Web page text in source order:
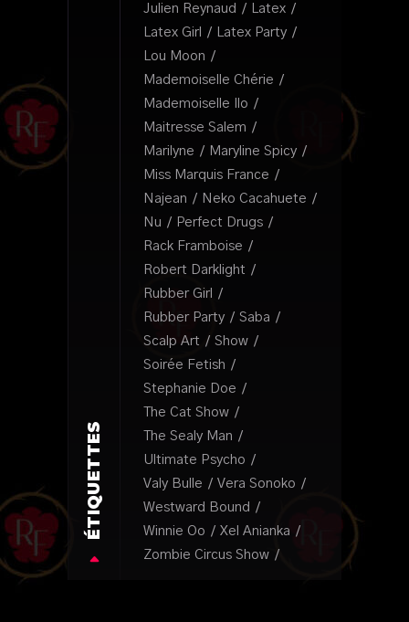
ÉTIQUETTES
Julien Reynaud
Latex
Latex Girl
Latex Party
Lou Moon
Mademoiselle Chérie
Mademoiselle Ilo
Maitresse Salem
Marilyne
Maryline Spicy
Miss Marquis France
Najean
Neko Cacahuete
Nu
Perfect Drugs
Rack Framboise
Robert Darklight
Rubber Girl
Rubber Party
Saba
Scalp Art
Show
Soirée Fetish
Stephanie Doe
The Cat Show
The Sealy Man
Ultimate Psycho
Valy Bulle
Vera Sonoko
Westward Bound
Winnie Oo
Xel Anianka
Zombie Circus Show